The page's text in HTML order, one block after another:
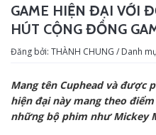
GAME HIỆN ĐẠI VỚI
HÚT CỘNG ĐỒNG
Đăng bởi: THÀNH CHUNG / Danh
Mang tên Cuphead và được
hiện đại này mang theo
những bộ phim như Mickey